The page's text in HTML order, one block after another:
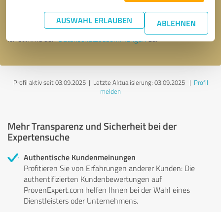
AUSWAHL ERLAUBEN ABLEHNEN
Nachricht senden
Ich stimme denDatenschutzbestimmungenzu.
Profil aktiv seit 03.09.2025 | Letzte Aktualisierung: 03.09.2025| Profil
melden
Mehr Transparenz und Sicherheit bei der
Expertensuche
Authentische Kundenmeinungen
Profitieren Sie von Erfahrungen anderer Kunden: Die
authentifizierten Kundenbewertungen auf
ProvenExpert.com helfen Ihnen bei der Wahl eines
Dienstleisters oder Unternehmens.